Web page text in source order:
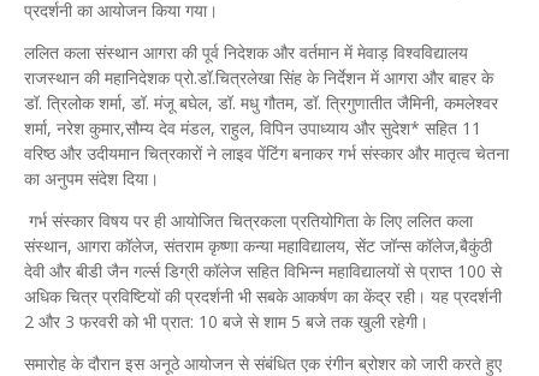
प्रदर्शनी का आयोजन किया गया।
ललित कला संस्थान आगरा की पूर्व निदेशक और वर्तमान में मेवाड़ विश्वविद्यालय
राजस्थान की महानिदेशक प्रो.डॉ.चित्रलेखा सिंह के निर्देशन में आगरा और बाहर के
डॉ. त्रिलोक शर्मा, डॉ. मंजू बघेल, डॉ. मधु गौतम, डॉ. त्रिगुणातीत जैमिनी, कमलेश्वर
शर्मा, नरेश कुमार,सौम्य देव मंडल, राहुल, विपिन उपाध्याय और सुदेश* सहित 11
वरिष्ठ और उदीयमान चित्रकारों ने लाइव पेंटिंग बनाकर गर्भ संस्कार और मातृत्व चेतना
का अनुपम संदेश दिया।
गर्भ संस्कार विषय पर ही आयोजित चित्रकला प्रतियोगिता के लिए ललित कला
संस्थान, आगरा कॉलेज, संतराम कृष्णा कन्या महाविद्यालय, सेंट जॉन्स कॉलेज,बैकुंठी
देवी और बीडी जैन गर्ल्स डिग्री कॉलेज सहित विभिन्न महाविद्यालयों से प्राप्त 100 से
अधिक चित्र प्रविष्टियों की प्रदर्शनी भी सबके आकर्षण का केंद्र रही। यह प्रदर्शनी
2 और 3 फरवरी को भी प्रात: 10 बजे से शाम 5 बजे तक खुली रहेगी।
समारोह के दौरान इस अनूठे आयोजन से संबंधित एक रंगीन ब्रोशर को जारी करते हुए